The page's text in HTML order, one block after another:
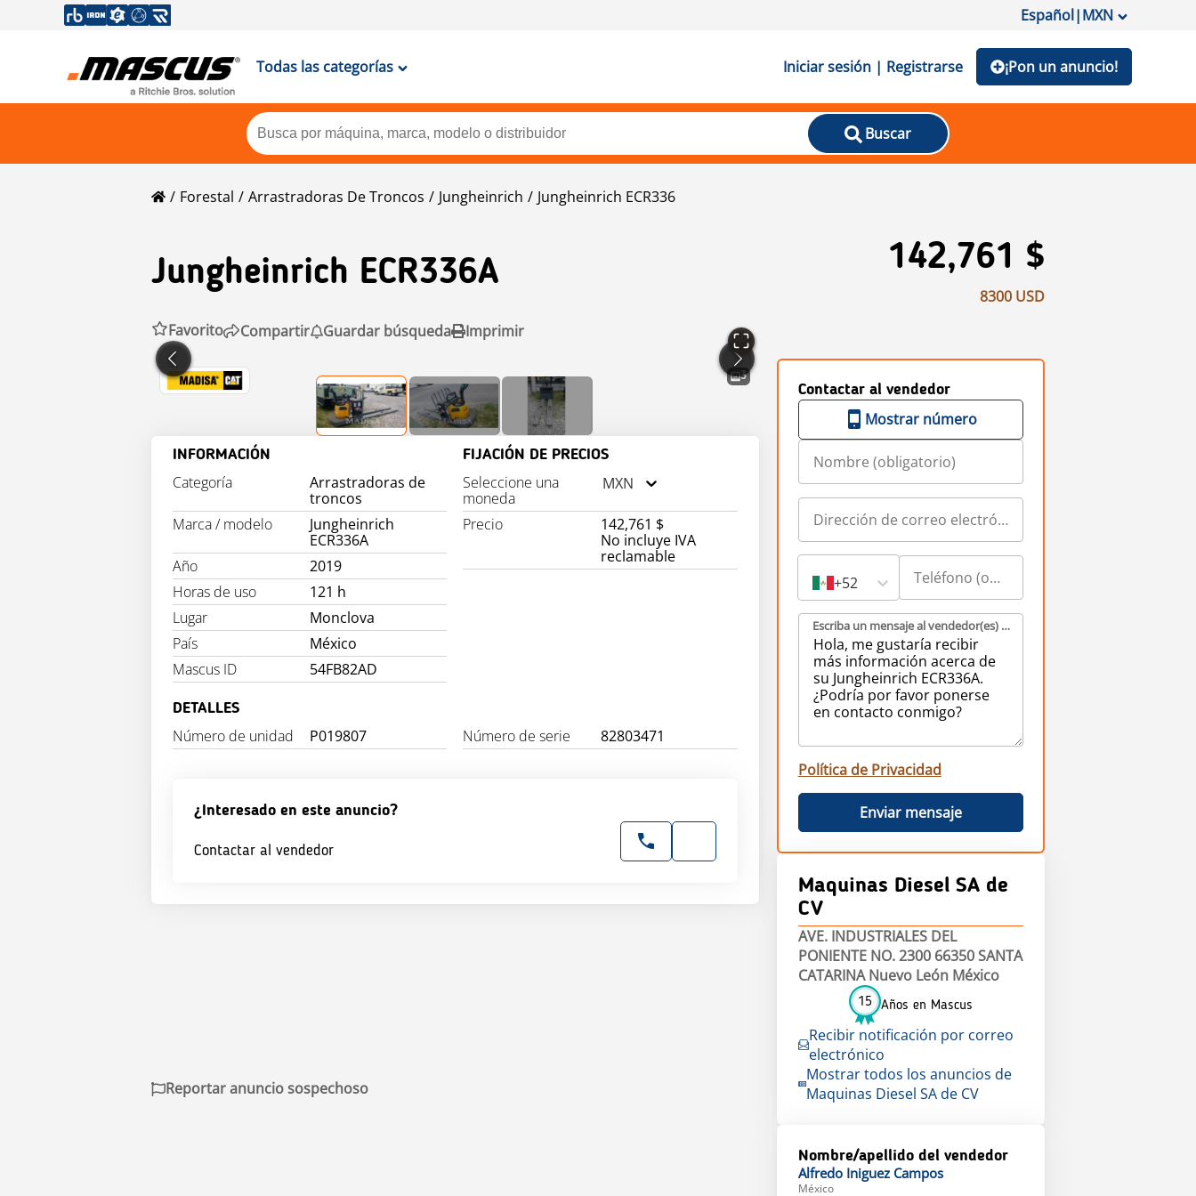
Español|MXN
Todas las categorías Iniciar sesión | Registrarse ¡Pon un anuncio!
Buscar
Forestal Arrastradoras De Troncos Jungheinrich Jungheinrich ECR336
Jungheinrich ECR336A 142,761 $
8300 USD
Favorito
Compartir Guardar búsqueda Imprimir
3
INFORMACIÓN
Categoría
Arrastradoras de
troncos
Marca / modelo
Jungheinrich
ECR336A
Año
2019
Horas de uso
121 h
Lugar
Monclova
País
México
Mascus ID
54FB82AD
FIJACIÓN DE PRECIOS
Seleccione una
moneda
MXN
Precio
142,761 $
No incluye IVA
reclamable
DETALLES
Número de unidad P019807 Número de serie 82803471
¿Interesado en este anuncio?
Contactar al vendedor
Contactar al vendedor
Mostrar número
+52
Escriba un mensaje al vendedor(es) (obligatorio)
Política de Privacidad
Enviar mensaje
Maquinas Diesel SA de
CV
AVE. INDUSTRIALES DEL
PONIENTE NO. 2300 66350 SANTA
CATARINA Nuevo León México
15 Años en Mascus
Recibir notificación por correo
electrónico
Mostrar todos los anuncios de
Maquinas Diesel SA de CV
Nombre/apellido del vendedor
Alfredo Iniguez Campos
México
Reportar anuncio sospechoso